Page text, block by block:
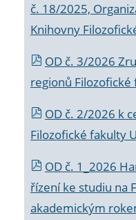
č. 18/2025,
Knihovny
OD č. 3/2026
regionů
OD č. 2/2026 k
Filozofické fakulty
OD č. 1_2026
řízení ke studiu na
akademickým